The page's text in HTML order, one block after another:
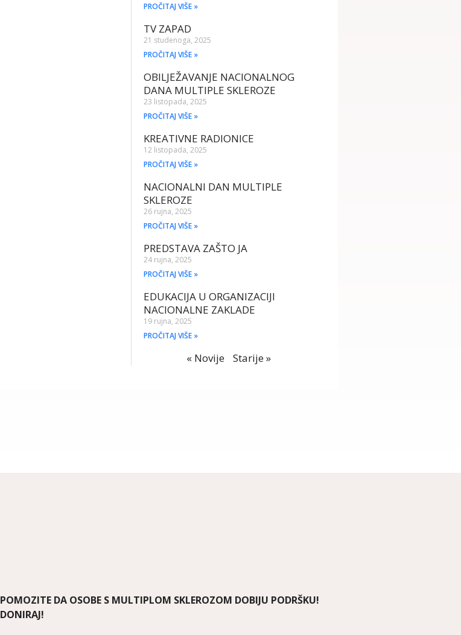
PROČITAJ VIŠE »
TV ZAPAD
21 studenoga, 2025
PROČITAJ VIŠE »
OBILJEŽAVANJE NACIONALNOG
DANA MULTIPLE SKLEROZE
23 listopada, 2025
PROČITAJ VIŠE »
KREATIVNE RADIONICE
12 listopada, 2025
PROČITAJ VIŠE »
NACIONALNI DAN MULTIPLE
SKLEROZE
26 rujna, 2025
PROČITAJ VIŠE »
PREDSTAVA ZAŠTO JA
24 rujna, 2025
PROČITAJ VIŠE »
EDUKACIJA U ORGANIZACIJI
NACIONALNE ZAKLADE
19 rujna, 2025
PROČITAJ VIŠE »
« Novije Starije »
POMOZITE DA OSOBE S MULTIPLOM SKLEROZOM DOBIJU PODRŠKU!
DONIRAJ!